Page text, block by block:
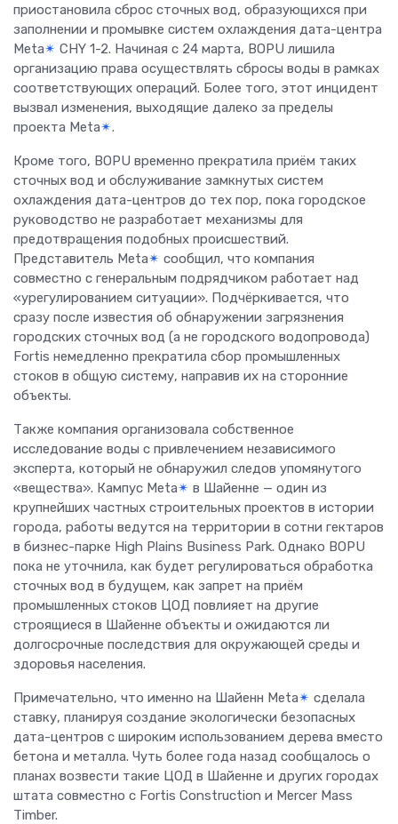
приостановила сброс сточных вод, образующихся при
заполнении и промывке систем охлаждения дата-центра
Meta✴ CHY 1-2. Начиная с 24 марта, BOPU лишила
организацию права осуществлять сбросы воды в рамках
соответствующих операций. Более того, этот инцидент
вызвал изменения, выходящие далеко за пределы
проекта Meta✴.
Кроме того, BOPU временно прекратила приём таких
сточных вод и обслуживание замкнутых систем
охлаждения дата-центров до тех пор, пока городское
руководство не разработает механизмы для
предотвращения подобных происшествий.
Представитель Meta✴ сообщил, что компания
совместно с генеральным подрядчиком работает над
«урегулированием ситуации». Подчёркивается, что
сразу после известия об обнаружении загрязнения
городских сточных вод (а не городского водопровода)
Fortis немедленно прекратила сбор промышленных
стоков в общую систему, направив их на сторонние
объекты.
Также компания организовала собственное
исследование воды с привлечением независимого
эксперта, который не обнаружил следов упомянутого
«вещества». Кампус Meta✴ в Шайенне — один из
крупнейших частных строительных проектов в истории
города, работы ведутся на территории в сотни гектаров
в бизнес-парке High Plains Business Park. Однако BOPU
пока не уточнила, как будет регулироваться обработка
сточных вод в будущем, как запрет на приём
промышленных стоков ЦОД повлияет на другие
строящиеся в Шайенне объекты и ожидаются ли
долгосрочные последствия для окружающей среды и
здоровья населения.
Примечательно, что именно на Шайенн Meta✴ сделала
ставку, планируя создание экологически безопасных
дата-центров с широким использованием дерева вместо
бетона и металла. Чуть более года назад сообщалось о
планах возвести такие ЦОД в Шайенне и других городах
штата совместно с Fortis Construction и Mercer Mass
Timber.